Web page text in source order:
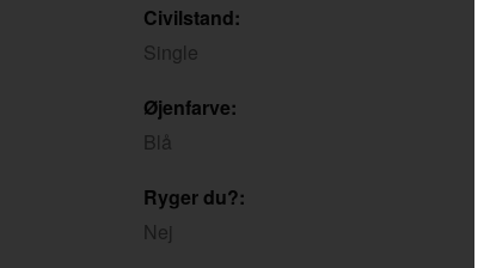
Civilstand:
Single
Øjenfarve:
Blå
Ryger du?:
Nej